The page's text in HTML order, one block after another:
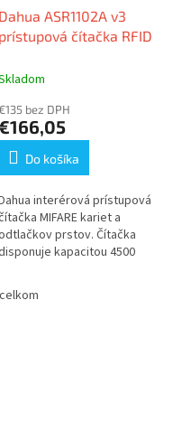
Dahua ASR1102A v3
prístupová čítačka RFID
bez DPH
Do košíka
interérová prístupová
MIFARE kariet a
prstov. Čítačka
kapacitou 4500
riadiacou jednotkou...